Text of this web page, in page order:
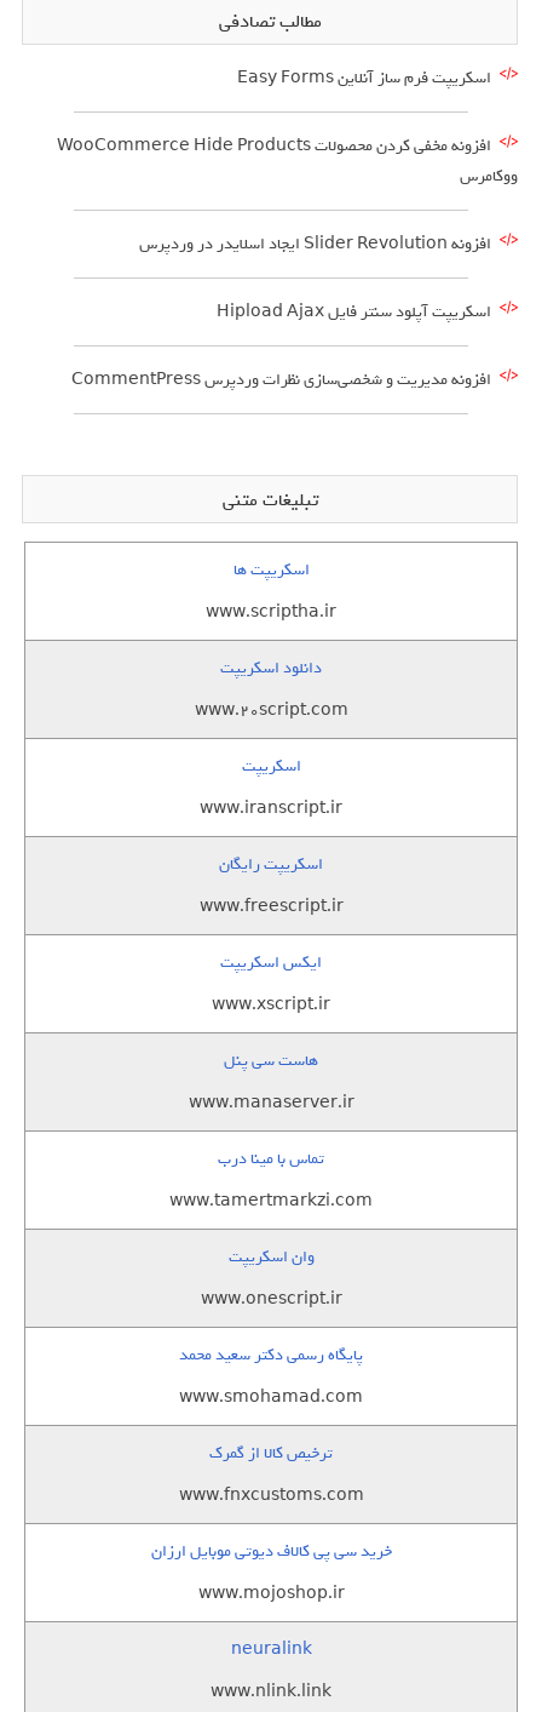
مطالب تصادفی
اسکریپت فرم ساز آنلاین Easy Forms
افزونه مخفی کردن محصولات WooCommerce Hide Products
ووکامرس
افزونه Slider Revolution ایجاد اسلایدر در وردپرس
اسکریپت آپلود سنتر فایل Hipload Ajax
افزونه مدیریت و شخصی‌سازی نظرات وردپرس CommentPress
تبلیغات متنی
اسکریپت ها
www.scriptha.ir
دانلود اسکریپت
www.20script.com
اسکریپت
www.iranscript.ir
اسکریپت رایگان
www.freescript.ir
ایکس اسکریپت
www.xscript.ir
هاست سی پنل
www.manaserver.ir
تماس با مینا درب
www.tamertmarkzi.com
وان اسکریپت
www.onescript.ir
پایگاه رسمی دکتر سعید محمد
www.smohamad.com
ترخیص کالا از گمرک
www.fnxcustoms.com
خرید سی پی کالاف دیوتی موبایل ارزان
www.mojoshop.ir
neuralink
www.nlink.link